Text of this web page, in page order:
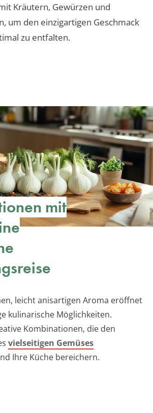
Kräutern, Gewürzen und
um den einzigartigen Geschmack
zu entfalten.
mit
leicht anisartigen Aroma eröffnet
kulinarische Möglichkeiten.
Kombinationen, die den
vielseitigen Gemüses
Ihre Küche bereichern.